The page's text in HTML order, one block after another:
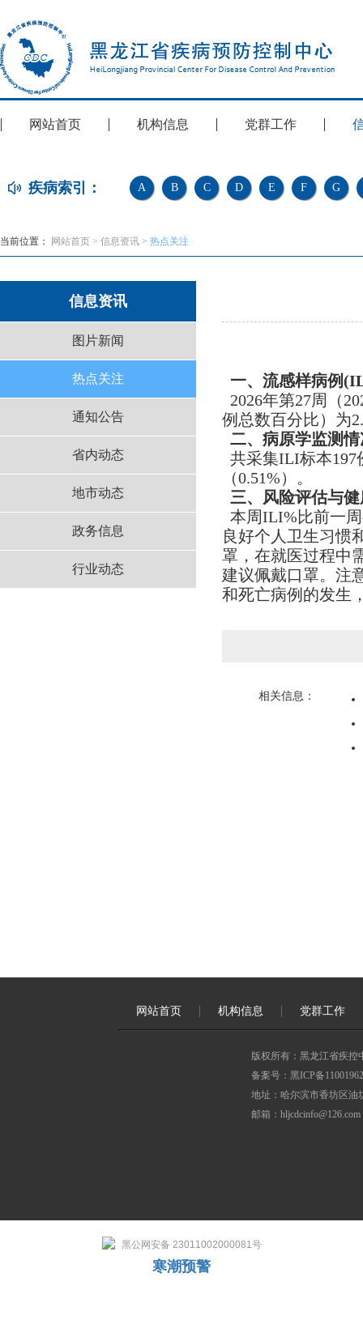
网站首页 机构信息 党群工作
疾病索引： A B C D E F G
当前位置： 网站首页 > 信息资讯 > 热点关注
信息资讯
图片新闻
热点关注
通知公告
省内动态
地市动态
政务信息
行业动态
一、 流感样病例
2026年第27周（
例总数百分比）为
二、病原学监测情
共采集ILI标本197
（0.51%）。
三、风险评估与
本周ILI%比前一
良好个人卫生习惯
罩，在就医过程中
建议佩戴口罩。注
和死亡病例的发生
相关信息：
网站首页 机构信息 党群工作
版权所有：黑龙江省疾控
备案号：黑ICP备
地址：哈尔滨市香坊区油
邮箱：hljcdcinfo@126.com
黑公网安备 23011002000081号
寒潮预警